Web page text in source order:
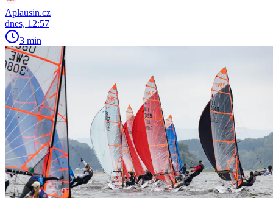
Aplausin.cz
dnes, 12:57
3 min